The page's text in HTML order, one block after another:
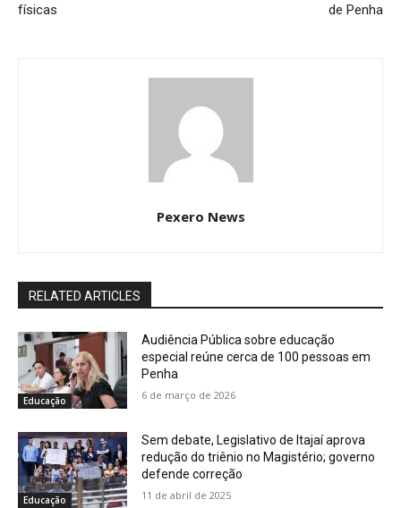
físicas
de Penha
Pexero News
RELATED ARTICLES
Educação
Audiência Pública sobre educação
especial reúne cerca de 100 pessoas em
Penha
6 de março de 2026
Educação
Sem debate, Legislativo de Itajaí aprova
redução do triênio no Magistério; governo
defende correção
11 de abril de 2025